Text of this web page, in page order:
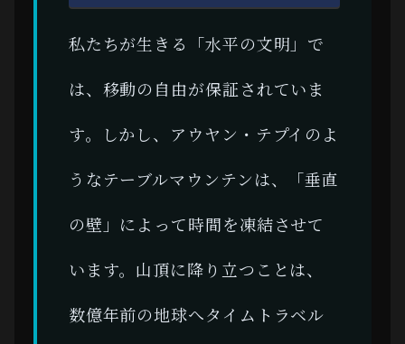
私たちが生きる「水平の文明」で
は、移動の自由が保証されていま
す。しかし、アウヤン・テプイのよ
うなテーブルマウンテンは、「垂直
の壁」によって時間を凍結させて
います。山頂に降り立つことは、
数億年前の地球へタイムトラベル